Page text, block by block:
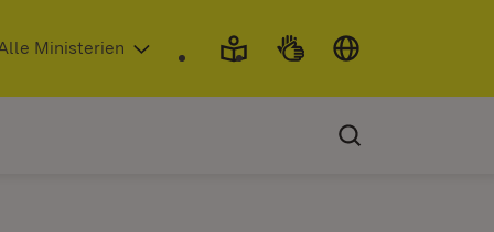
neuem Fenster)
Ministerien